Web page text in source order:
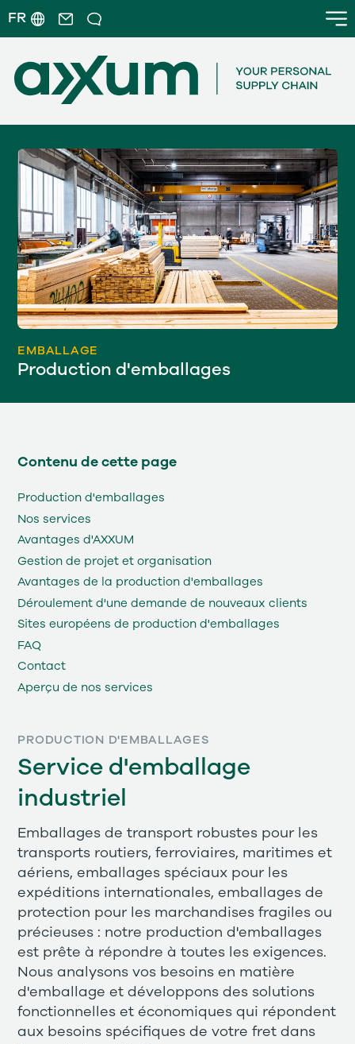
FR
EMBALLAGE
Production d'emballages
Contenu de cette page
Production d'emballages
Nos services
Avantages d'AXXUM
Gestion de projet et organisation
Avantages de la production d'emballages
Déroulement d'une demande de nouveaux clients
Sites européens de production d'emballages
FAQ
Contact
Aperçu de nos services
PRODUCTION D'EMBALLAGES
Service d'emballage
industriel
Emballages de transport robustes pour les
transports routiers, ferroviaires, maritimes et
aériens, emballages spéciaux pour les
expéditions internationales, emballages de
protection pour les marchandises fragiles ou
précieuses : notre production d'emballages
est prête à répondre à toutes les exigences.
Nous analysons vos besoins en matière
d'emballage et développons des solutions
fonctionnelles et économiques qui répondent
aux besoins spécifiques de votre fret dans